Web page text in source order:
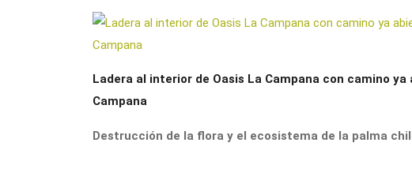
Ladera al interior de Oasis La Campana con camino
Campana
Destrucción de la flora y el ecosistema de la palma